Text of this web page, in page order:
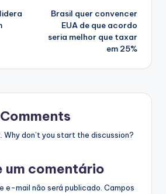
Brasil quer convencer
EUA de que acordo
seria melhor que taxar
em 25%
Comments
Why don’t you start the discussion?
um comentário
e-mail não será publicado. Campos